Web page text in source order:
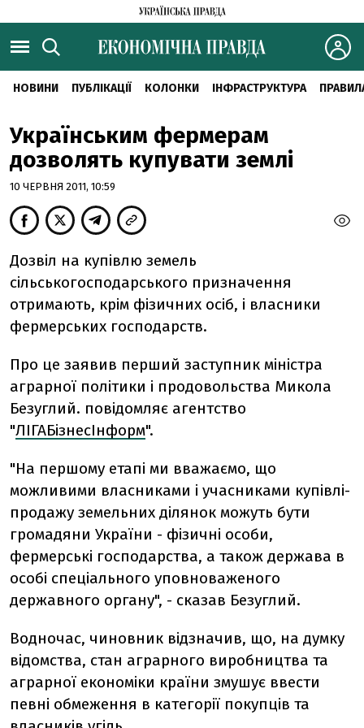
НОВИНИ ПУБЛІКАЦІЇ КОЛОНКИ ІНФРАСТРУКТУРА
Українським фермерам
дозволять купувати землі
10 ЧЕРВНЯ 2011, 10:59
Дозвіл на купівлю земель
сільськогосподарського призначення
отримають, крім фізичних осіб, і власники
фермерських господарств.
Про це заявив перший заступник міністра
аграрної політики і продовольства Микола
Безуглий. повідомляє агентство
"ЛІГАБізнесІнформ".
"На першому етапі ми вважаємо, що
можливими власниками і учасниками купівлі-
продажу земельних ділянок можуть бути
громадяни України - фізичні особи,
фермерські господарства, а також держава в
особі спеціального уповноваженого
державного органу", - сказав Безуглий.
Водночас, чиновник відзначив, що, на думку
відомства, стан аграрного виробництва та
аграрної економіки країни змушує ввести
певні обмеження в категорії покупців та